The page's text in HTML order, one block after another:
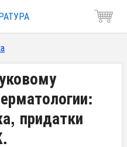
придатки